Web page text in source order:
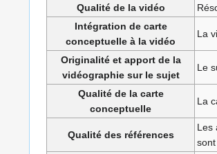
Qualité de la vidéo
Intégration de carte
conceptuelle à la vidéo
La
Originalité et apport de la
vidéographie sur le sujet
Le
Qualité de la carte
conceptuelle
La
Qualité des références
Les